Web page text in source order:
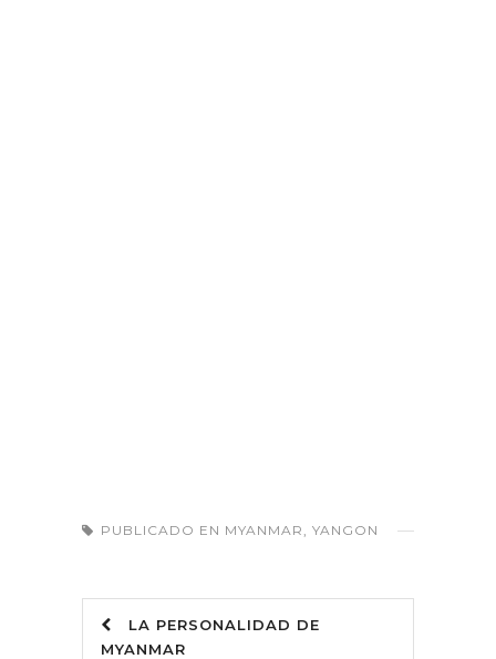
PUBLICADO EN MYANMAR YANGON
LA PERSONALIDAD DE
MYANMAR